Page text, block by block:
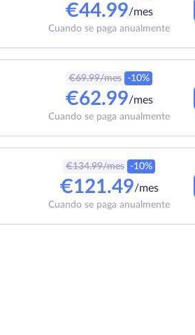
€44.99/mes
Cuando se paga anualmente
€69.99/mes -10%
€62.99/mes
Cuando se paga anualmente
€134.99/mes -10%
€121.49/mes
Cuando se paga anualmente